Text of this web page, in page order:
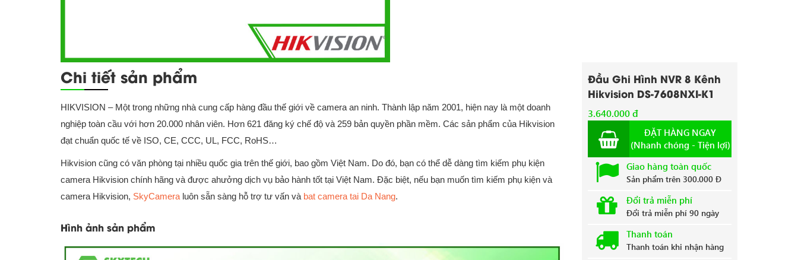
Chi tiết sản phẩm
HIKVISION – Một trong những nhà cung cấp hàng đầu thế giới về camera an ninh. Thành lập năm 2001, hiện nay là một doanh
nghiệp toàn cầu với hơn 20.000 nhân viên. Hơn 621 đăng ký chế độ và 259 bản quyền phần mềm. Các sản phẩm của Hikvision
đạt chuẩn quốc tế về ISO, CE, CCC, UL, FCC, RoHS…
Hikvision cũng có văn phòng tại nhiều quốc gia trên thế giới, bao gồm Việt Nam. Do đó, bạn có thể dễ dàng tìm kiếm phụ kiện
camera Hikvision chính hãng và được ahưởng dịch vụ bảo hành tốt tại Việt Nam. Đặc biệt, nếu bạn muốn tìm kiếm phụ kiện và
camera Hikvision, SkyCamera luôn sẵn sàng hỗ trợ tư vấn và bat camera tai Da Nang.
Hình ảnh sản phẩm
Đầu Ghi Hình NVR 8 Kênh
Hikvision DS-7608NXI-K1
3.640.000 đ
ĐẶT HÀNG NGAY
(Nhanh chóng - Tiện lợi)
Giao hàng toàn quốc
Sản phẩm trên 300.000 Đ
Đổi trả miễn phí
Đổi trả miễn phí 90 ngày
Thanh toán
Thanh toán khi nhận hàng